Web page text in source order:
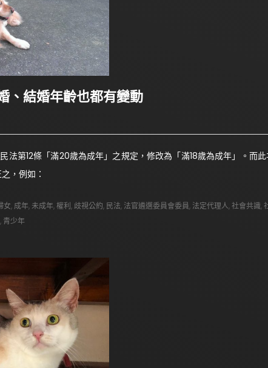
、結婚年齡也都有變動
法第12條「滿20歲為成年」之規定，修改為「滿18歲為成年」。而
，例如：
女, 成年,未成年,權利 ,歧視公約, 民法, 法官遴選委員會委員 , 法定代理人,社會共識,
, 青少年